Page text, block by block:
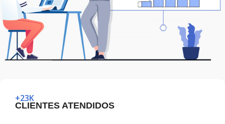
+23K
CLIENTES ATENDIDOS